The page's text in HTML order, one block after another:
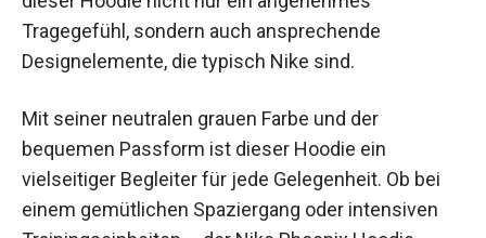
Tragegefühl, sondern auch ansprechende
Designelemente, die typisch Nike sind.
bequemen Passform ist dieser Hoodie ein
vielseitiger Begleiter für jede Gelegenheit. Ob bei
einem gemütlichen Spaziergang oder intensiven
Trainingseinheiten – der Nike Phoenix Hoodie